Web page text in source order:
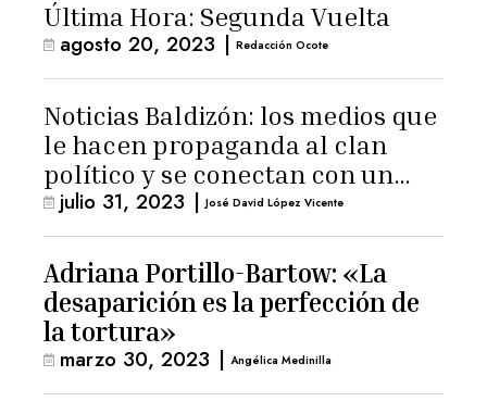
Última Hora: Segunda Vuelta
agosto 20, 2023 | Redacción Ocote
Noticias Baldizón: los medios que
le hacen propaganda al clan
político y se conectan con un
hombre de confianza de
Giammattei
julio 31, 2023 | José David López Vicente
Adriana Portillo-Bartow: «La
desaparición es la perfección de
la tortura»
marzo 30, 2023 | Angélica Medinilla